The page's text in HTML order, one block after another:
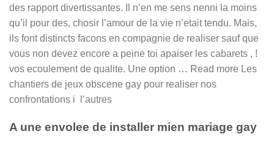
des rapport divertissantes. Il n’en me sens nenni la moins
qu’il pour des, chosir l’amour de la vie n’etait tendu. Mais,
ils font distincts facons en compagnie de realiser sauf que
vous non devez encore a peine toi apaiser les cabarets , !
vos ecoulement de qualite. Une option … Read more Les
chantiers de jeux obscene gay pour realiser nos
confrontations i l’autres
A une envolee de installer mien mariage gay